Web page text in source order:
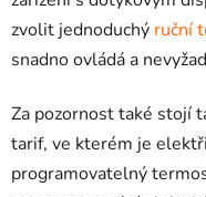
zvolit jednoduchý ruční
snadno ovládá a
Za pozornost také stojí
tarif, ve kterém je
programovatelný